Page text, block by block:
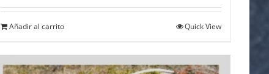
Añadir al carrito Quick View